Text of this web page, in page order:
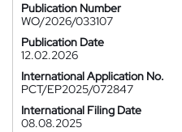
Publication Number
WO/2026/033107
Publication Date
12.02.2026
International Application No.
PCT/EP2025/072847
International Filing Date
08.08.2025